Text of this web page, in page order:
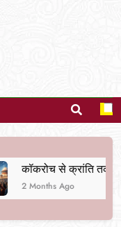
कॉकरोच से क्रांति तक
2 Months Ago